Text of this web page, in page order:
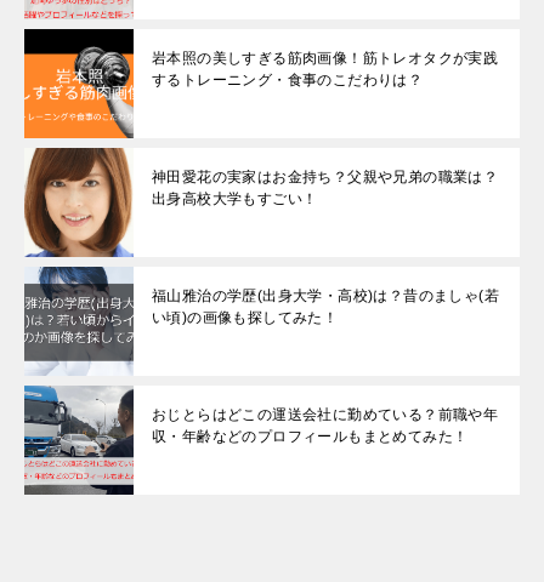
岩本照の美しすぎる筋肉画像！筋トレオタクが実践
するトレーニング・食事のこだわりは？
神田愛花の実家はお金持ち？父親や兄弟の職業は？
出身高校大学もすごい！
福山雅治の学歴(出身大学・高校)は？昔のましゃ(若
い頃)の画像も探してみた！
おじとらはどこの運送会社に勤めている？前職や年
収・年齢などのプロフィールもまとめてみた！